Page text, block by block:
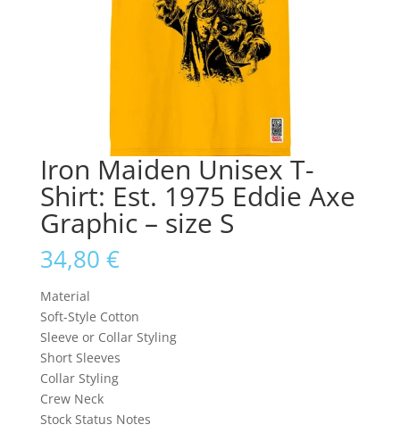
Iron Maiden Unisex T-
Shirt: Est. 1975 Eddie Axe
Graphic – size S
34,80 €
Material
Soft-Style Cotton
Sleeve or Collar Styling
Short Sleeves
Collar Styling
Crew Neck
Stock Status Notes